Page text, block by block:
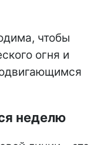
чтобы
огня и
неделю